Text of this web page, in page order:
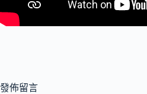
發佈留言